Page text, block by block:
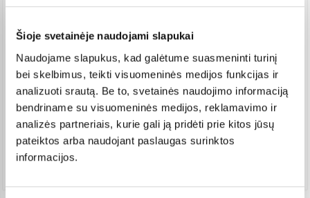
Šioje svetainėje naudojami slapukai
Naudojame slapukus, kad galėtume suasmeninti turinį
bei skelbimus, teikti visuomeninės medijos funkcijas ir
analizuoti srautą. Be to, svetainės naudojimo informaciją
bendriname su visuomeninės medijos, reklamavimo ir
analizės partneriais, kurie gali ją pridėti prie kitos jūsų
pateiktos arba naudojant paslaugas surinktos
informacijos.
Rugpjūtis 17d. - Rugpjūtis 24d.
Pristato ir šeštadienį
Rugpjūtis 17d. - Rugpjūtis 24d.
DPD kurjeris (3,99 €)
Rugpjūtis 18d. - Rugpjūtis 25d.
DPD paštomatas (3,99 €)
Pristato ir šeštadienį
Rugpjūtis 17d. - Rugpjūtis 24d.
Atsiėmimas Veiverių g. 171, Kaunas